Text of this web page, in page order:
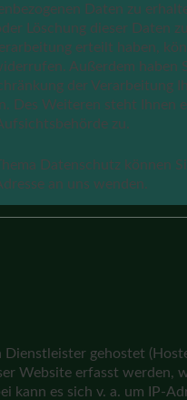
Daten zu
Löschung dieser Daten
erteilt haben,
Außerdem haben
der Verarbeitung
Des Weiteren steht Ihnen
zu.
Datenschutz können
an uns wenden.
gehostet
Website erfasst werden,
kann es sich v. a. um IP-